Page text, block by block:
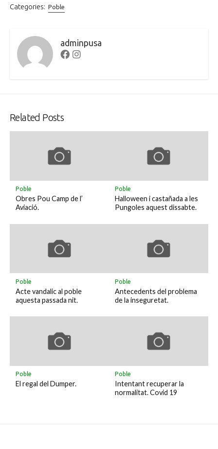
Categories: Poble
adminpusa
FacebookInstagram
Related Posts
Poble
Obres Pou Camp de l’
Aviació.
Poble
Halloween i castañada a les
Pungoles aquest dissabte.
Poble
Acte vandalic al poble
aquesta passada nit.
Poble
Antecedents del problema
de la inseguretat.
Poble
El regal del Dumper.
Poble
Intentant recuperar la
normalitat. Covid 19